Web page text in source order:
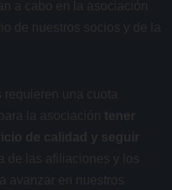
a cabo en la asociación
de nuestros socios y de la
una cuota
la asociación
tener
de calidad y seguir
de las afiliaciones y los
avanzar en nuestros